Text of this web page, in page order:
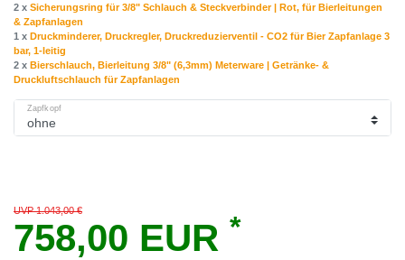
2 x Sicherungsring für 3/8" Schlauch & Steckverbinder | Rot, für Bierleitungen
& Zapfanlagen
1 x Druckminderer, Druckregler, Druckreduzierventil - CO2 für Bier Zapfanlage 3
bar, 1-leitig
2 x Bierschlauch, Bierleitung 3/8" (6,3mm) Meterware | Getränke- &
Druckluftschlauch für Zapfanlagen
Zapfkopf
UVP 1.043,00 €
758,00 EUR *